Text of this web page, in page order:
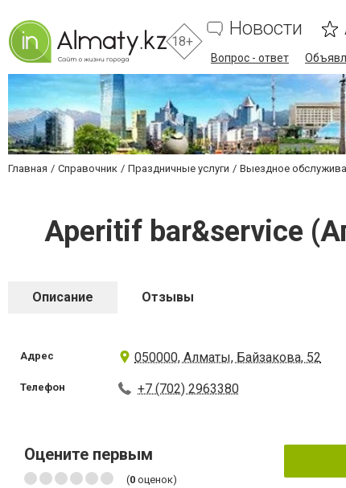
18+
Новости
Вопрос - ответ
Главная Справочник Праздничные услуги Выездное
Aperitif bar&service
Описание Отзывы
Адрес 050000, Алматы, Байзакова, 52
Телефон +7 (702) 2963380
Оцените первым
(0 оценок)